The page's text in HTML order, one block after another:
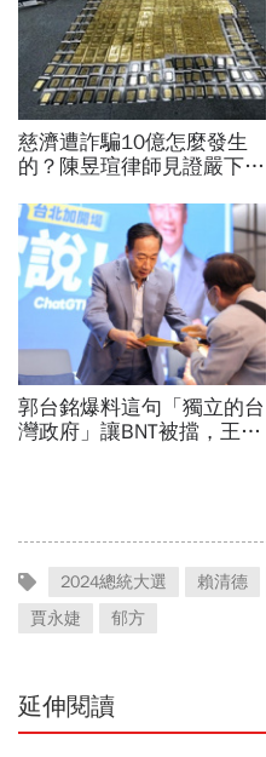
慈濟遭詐騙10億怎麼發生
的？陳昱瑄律師見證嚴下跪
金，洗錢手法曝光…慈濟回
應了
郭台銘爆料這句「獨立的台
灣政府」讓BNT被擋，王必
2024總統大選 賴清德
賈永婕
郁方
延伸閱讀